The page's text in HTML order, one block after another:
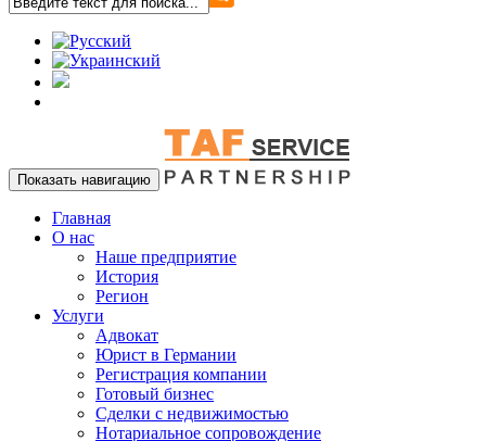
Показать навигацию
Главная
О нас
Наше предприятие
История
Регион
Услуги
Адвокат
Юрист в Германии
Регистрация компании
Готовый бизнес
Сделки с недвижимостью
Нотариальное сопровождение